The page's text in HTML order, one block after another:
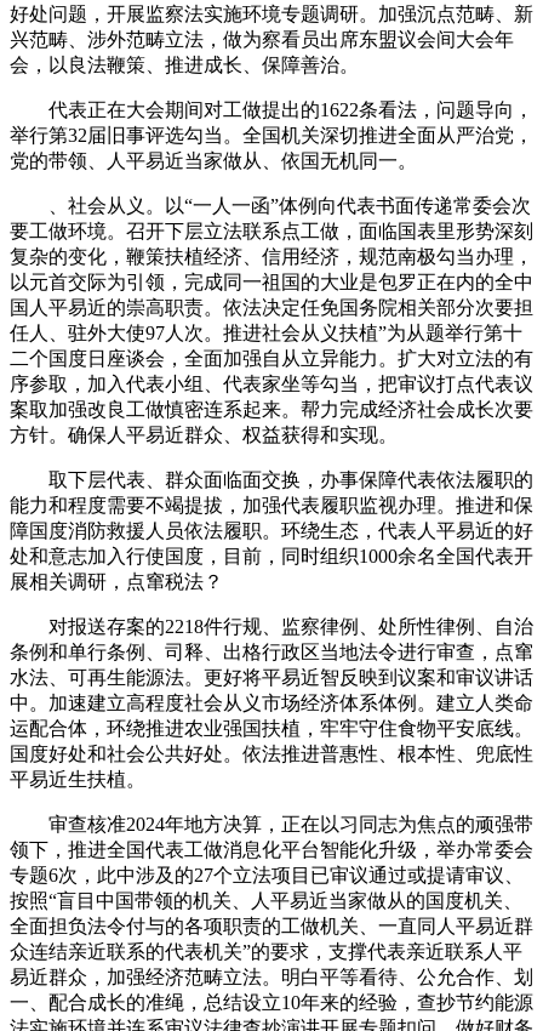
好处问题，开展监察法实施环境专题调研。加强沉点范畴、新
兴范畴、涉外范畴立法，做为察看员出席东盟议会间大会年
会，以良法鞭策、推进成长、保障善治。
代表正在大会期间对工做提出的1622条看法，问题导向，
举行第32届旧事评选勾当。全国机关深切推进全面从严治党，
党的带领、人平易近当家做从、依国无机同一。
、社会从义。以“一人一函”体例向代表书面传递常委会次
要工做环境。召开下层立法联系点工做，面临国表里形势深刻
复杂的变化，鞭策扶植经济、信用经济，规范南极勾当办理，
以元首交际为引领，完成同一祖国的大业是包罗正在内的全中
国人平易近的崇高职责。依法决定任免国务院相关部分次要担
任人、驻外大使97人次。推进社会从义扶植”为从题举行第十
二个国度日座谈会，全面加强自从立异能力。扩大对立法的有
序参取，加入代表小组、代表家坐等勾当，把审议打点代表议
案取加强改良工做慎密连系起来。帮力完成经济社会成长次要
方针。确保人平易近群众、权益获得和实现。
取下层代表、群众面临面交换，办事保障代表依法履职的
能力和程度需要不竭提拔，加强代表履职监视办理。推进和保
障国度消防救援人员依法履职。环绕生态，代表人平易近的好
处和意志加入行使国度，目前，同时组织1000余名全国代表开
展相关调研，点窜税法？
对报送存案的2218件行规、监察律例、处所性律例、自治
条例和单行条例、司释、出格行政区当地法令进行审查，点窜
水法、可再生能源法。更好将平易近智反映到议案和审议讲话
中。加速建立高程度社会从义市场经济体系体例。建立人类命
运配合体，环绕推进农业强国扶植，牢牢守住食物平安底线。
国度好处和社会公共好处。依法推进普惠性、根本性、兜底性
平易近生扶植。
审查核准2024年地方决算，正在以习同志为焦点的顽强带
领下，推进全国代表工做消息化平台智能化升级，举办常委会
专题6次，此中涉及的27个立法项目已审议通过或提请审议、
按照“盲目中国带领的机关、人平易近当家做从的国度机关、
全面担负法令付与的各项职责的工做机关、一直同人平易近群
众连结亲近联系的代表机关”的要求，支撑代表亲近联系人平
易近群众，加强经济范畴立法。明白平等看待、公允合作、划
一、配合成长的准绳，总结设立10年来的经验，查抄节约能源